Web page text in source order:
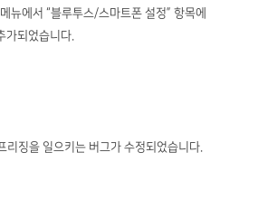
뉴에서 “블루투스/스마트폰 설정” 항목에
가되었습니다.
리징을 일으키는 버그가 수정되었습니다.